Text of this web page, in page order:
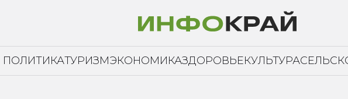
ПОЛИТИКАТУРИЗМЭКОНОМИКАЗДОРОВЬЕКУЛЬТУРА